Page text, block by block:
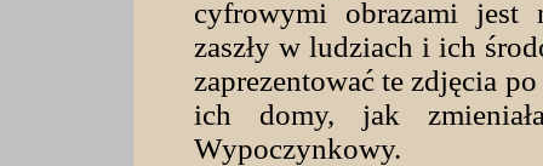
cyfrowymi obrazami jest
zaszły w ludziach i ich
zaprezentować te zdjęcia
ich domy, jak
Wypoczynkowy.